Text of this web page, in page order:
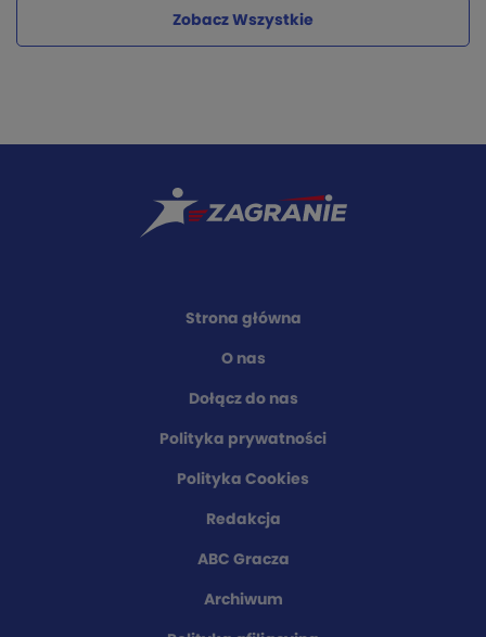
Zobacz Wszystkie
Strona główna
O nas
Dołącz do nas
Polityka prywatności
Polityka Cookies
Redakcja
ABC Gracza
Archiwum